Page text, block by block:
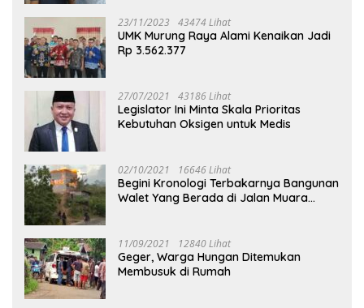
23/11/2023 43474 Lihat
UMK Murung Raya Alami Kenaikan Jadi
Rp 3.562.377
27/07/2021 43186 Lihat
Legislator Ini Minta Skala Prioritas
Kebutuhan Oksigen untuk Medis
02/10/2021 16646 Lihat
Begini Kronologi Terbakarnya Bangunan
Walet Yang Berada di Jalan Muara
11/09/2021 12840 Lihat
Geger, Warga Hungan Ditemukan
Membusuk di Rumah